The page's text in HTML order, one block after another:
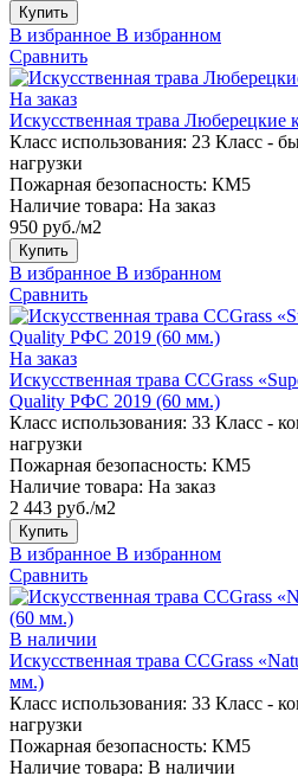
Купить
В избранное В избранном
Сравнить
На заказ
Искусственная трава
Класс использования: 23 Класс -
нагрузки
Пожарная безопасность: КМ5
Наличие товара: На заказ
950 руб./м2
Купить
В избранное В избранном
Сравнить
На заказ
Искусственная трава CCGrass
Quality РФС 2019 (60 мм.)
Класс использования: 33 Класс -
нагрузки
Пожарная безопасность: КМ5
Наличие товара: На заказ
2 443 руб./м2
Купить
В избранное В избранном
Сравнить
В наличии
Искусственная трава CCGrass
мм.)
Класс использования: 33 Класс -
нагрузки
Пожарная безопасность: КМ5
Наличие товара: В наличии